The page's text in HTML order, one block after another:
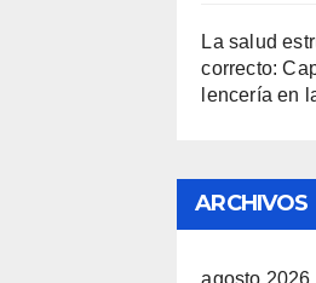
La salud
correcto:
lencería en
ARCHIVOS
agosto 2026